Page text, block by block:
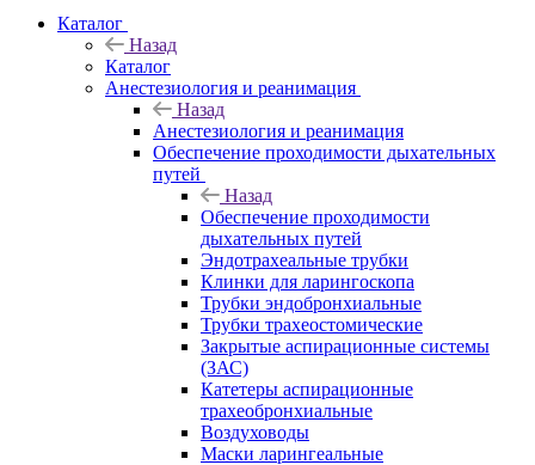
Каталог
Назад
Каталог
Анестезиология и реанимация
Назад
Анестезиология и реанимация
Обеспечение проходимости дыхательных
путей
Назад
Обеспечение проходимости
дыхательных путей
Эндотрахеальные трубки
Клинки для ларингоскопа
Трубки эндобронхиальные
Трубки трахеостомические
Закрытые аспирационные системы
(ЗАС)
Катетеры аспирационные
трахеобронхиальные
Воздуховоды
Маски ларингеальные